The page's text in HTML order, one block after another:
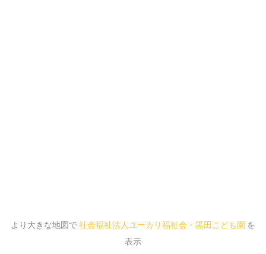
より大きな地図で社会福祉法人ユーカリ福祉会・黒田こども園 を
表示